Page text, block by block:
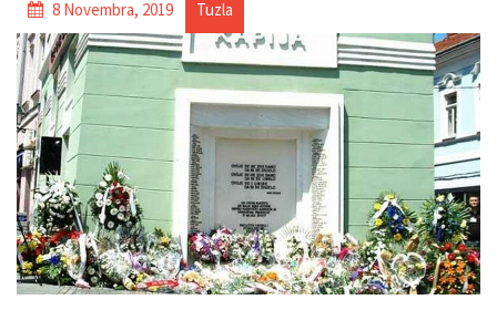
8 Novembra, 2019 Tuzla